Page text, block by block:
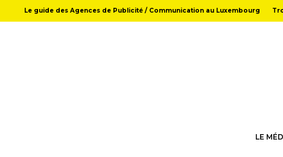
Le guide des Agences de Publicité / Communication au Luxembourg
LE